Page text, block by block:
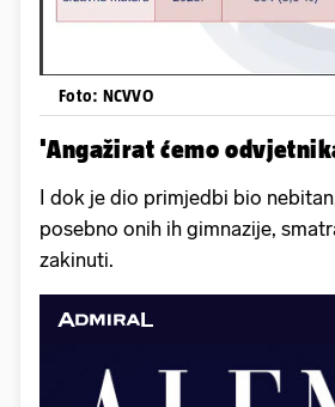
Foto: NCVVO
'Angažirat ćemo
I dok je dio primjedbi bio
posebno onih ih gimnazije,
zakinuti.